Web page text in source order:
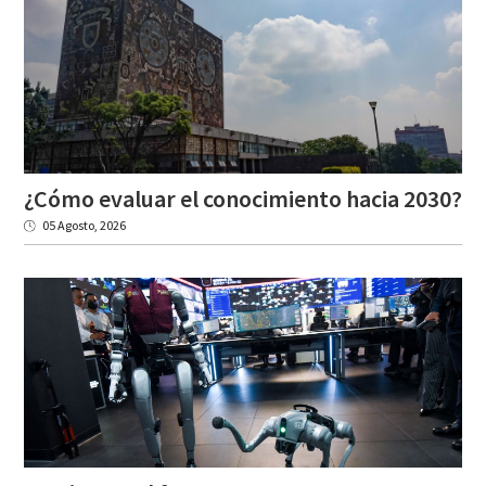
¿Cómo evaluarelconocimiento hacia 2030?
05 Agosto, 2026